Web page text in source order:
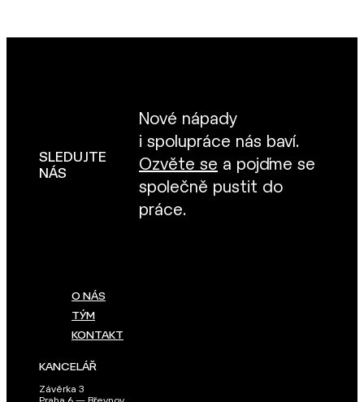
SLEDUJTE
NÁS
Nové nápady
i spolupráce nás baví.
Ozvěte se a pojďme se
společně pustit do
práce.
O NÁS
TÝM
KONTAKT
KANCELÁŘ
Závěrka 3